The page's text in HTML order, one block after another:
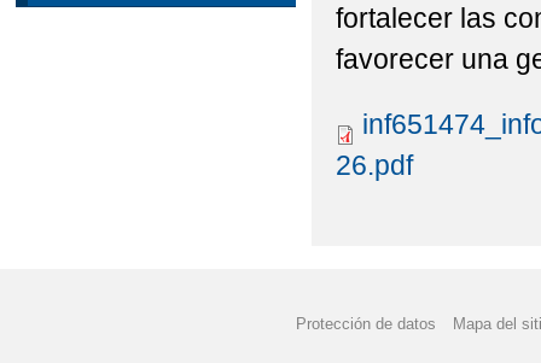
fortalecer las
favorecer una
26.pdf
Protección de datos Mapa del